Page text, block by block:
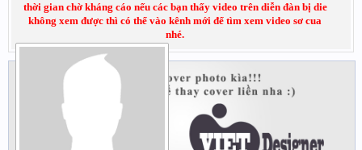
thời gian chờ kháng cáo nếu các bạn thấy video trên diễn đàn bị die
không xem được thì có thể vào kênh mới để tìm xem video sơ cua
nhé.